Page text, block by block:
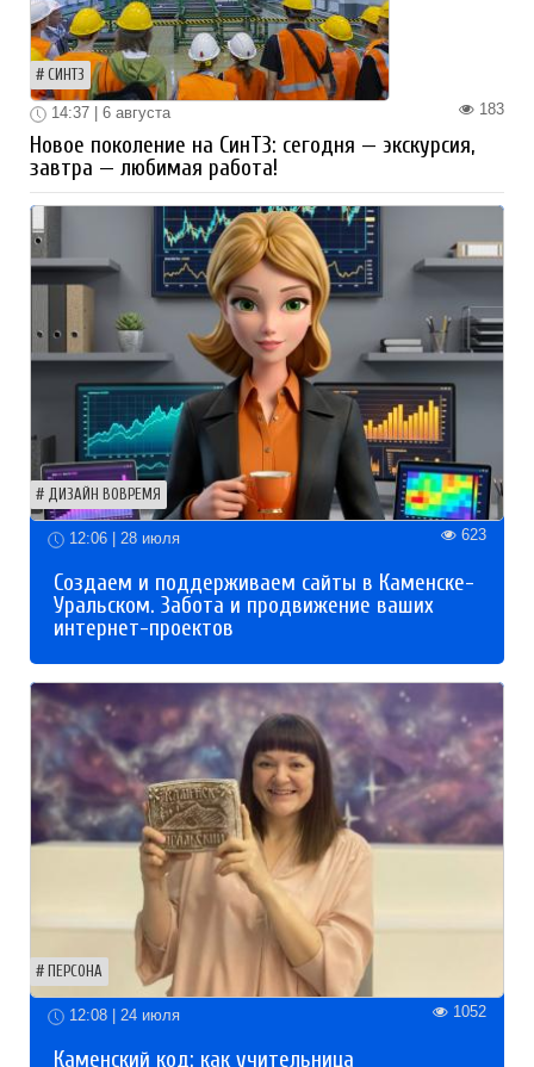
СИНТЗ
183
14:37 | 6 августа
Новое поколение на СинТЗ: сегодня — экскурсия,
завтра — любимая работа!
ДИЗАЙН ВОВРЕМЯ
12:06 | 28 июля 623
Создаем и поддерживаем сайты в Каменске-
Уральском. Забота и продвижение ваших
интернет-проектов
ПЕРСОНА
12:08 | 24 июля 1052
Каменский код: как учительница